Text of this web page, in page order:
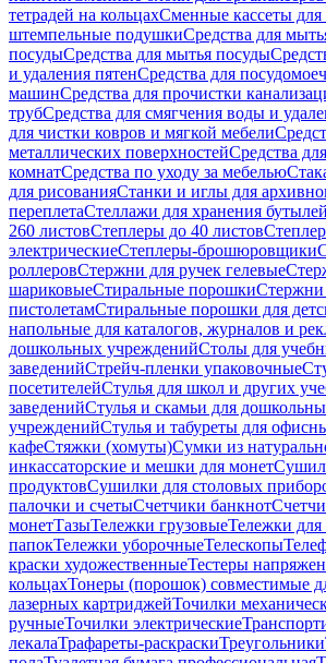
тетрадей на кольцахСменные кассеты для
штемпельные подушкиСредства для
посудыСредства для мытья посуды
и удаления пятенСредства для
машинСредства для прочистки
трубСредства для смягчения воды и
для чистки ковров и мягкой мебели
металлических поверхностейСредства
комнатСредства по уходу за мебелью
для рисованияСтанки и иглы для
переплетаСтеллажи для хранения
260 листовСтеплеры до 40 листов
электрическиеСтеплеры-брошюровщики
роллеровСтержни для ручек гелевые
шариковыеСтиральные порошкиСтержни
пистолетамСтиральные порошки для
напольные для каталогов, журналов и
дошкольных учрежденийСтолы для
заведенийСтрейч-пленки упаковочные
посетителейСтулья для школ и других
заведенийСтулья и скамьи для
учрежденийСтулья и табуреты для
кафеСтяжки (хомуты)Сумки из
инкассаторские и мешки для монет
продуктовСушилки для столовых
палочки и счетыСчетчики банкнот
монетТазыТележки грузовыеТележки
папокТележки уборочныеТелескопы
краски художественныеТестеры
кольцахТонеры (порошок) совместимые
лазерных картриджейТочилки
ручныеТочилки электрические
лекалаТрафареты-раскраскиТреугольники